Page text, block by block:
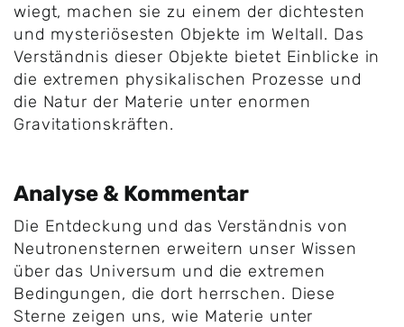
wiegt, machen sie zu einem der dichtesten
und mysteriösesten Objekte im Weltall. Das
Verständnis dieser Objekte bietet Einblicke in
die extremen physikalischen Prozesse und
die Natur der Materie unter enormen
Gravitationskräften.
Analyse & Kommentar
Die Entdeckung und das Verständnis von
Neutronensternen erweitern unser Wissen
über das Universum und die extremen
Bedingungen, die dort herrschen. Diese
Sterne zeigen uns, wie Materie unter